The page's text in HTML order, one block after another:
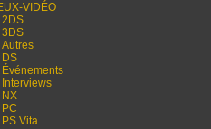
VIDÉO
2DS
3DS
Autres
DS
Événements
Interviews
NX
PC
PS Vita